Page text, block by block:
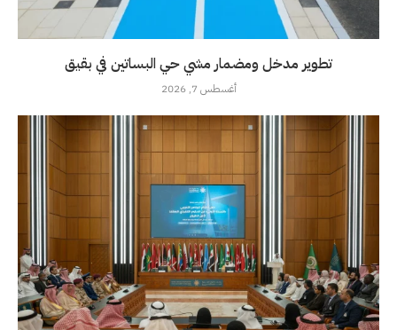
تطوير مدخل ومضمار مشي حي البساتين في بقيق
أغسطس 7, 2026